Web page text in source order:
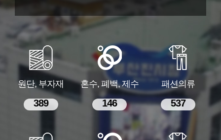
원단, 부자재
389
혼수, 폐백, 제수
146
패션의류
537